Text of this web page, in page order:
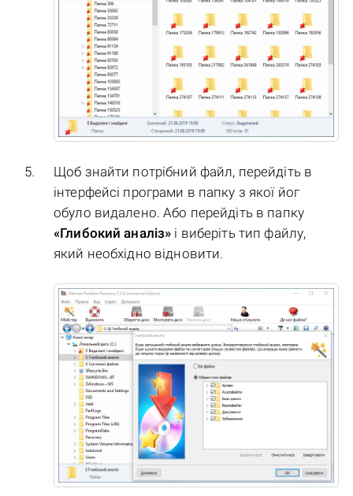
Щоб знайти потрібний файл, перейдіть в
інтерфейсі програми в папку з якої йог
обуло видалено. Або перейдіть в папку
«Глибокий аналіз» і виберіть тип файлу,
який необхідно відновити.